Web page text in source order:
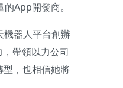
App開發商。
機器人平台創辦
帶領以力公司
，也相信她將